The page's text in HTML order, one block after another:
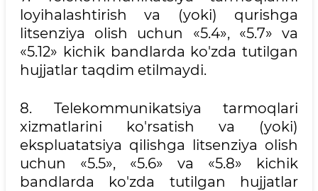
loyihalashtirish va (yoki) qurishga
litsenziya olish uchun «5.4», «5.7» va
«5.12» kichik bandlarda ko'zda tutilgan
hujjatlar taqdim etilmaydi.
8. Telekommunikatsiya tarmoqlari
xizmatlarini ko'rsatish va (yoki)
ekspluatatsiya qilishga litsenziya olish
uchun «5.5», «5.6» va «5.8» kichik
bandlarda ko'zda tutilgan hujjatlar